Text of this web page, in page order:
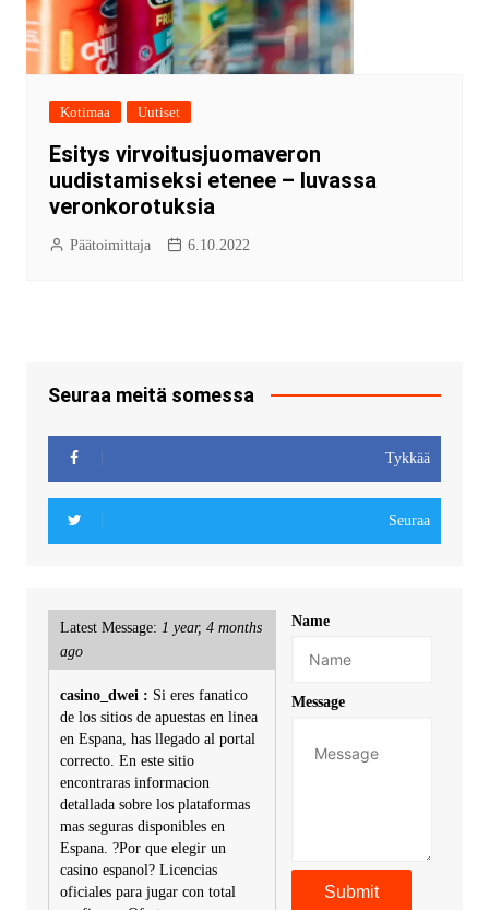
Kotimaa Uutiset
Esitys virvoitusjuomaveron
uudistamiseksi etenee – luvassa
veronkorotuksia
Päätoimittaja 6.10.2022
Seuraa meitä somessa
Tykkää
Seuraa
Latest Message: 1 year, 4 months
ago
casino_dwei : Si eres fanatico
de los sitios de apuestas en linea
en Espana, has llegado al portal
correcto. En este sitio
encontraras informacion
detallada sobre los plataformas
mas seguras disponibles en
Espana. ?Por que elegir un
casino espanol? Licencias
oficiales para jugar con total
Name
Message